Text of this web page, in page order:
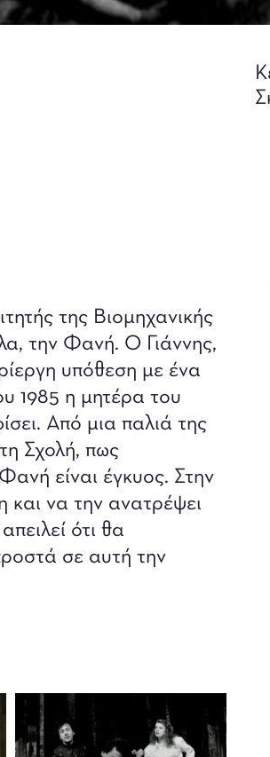
της Βιομηχανικής
την Φανή. Ο Γιάννης,
υπόθεση με ένα
1985 η μητέρα του
Από μια παλιά της
Σχολή, πως
είναι έγκυος. Στην
και να την ανατρέψει
ότι θα
σε αυτή την